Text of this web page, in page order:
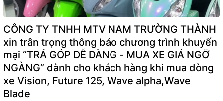
CÔNG TY TNHH MTV NAM TRƯỜNG THÀNH
xin trân trọng thông báo chương trình khuyến
mại “TRẢ GÓP DỄ DÀNG - MUA XE GIÁ NGỠ
NGÀNG” dành cho khách hàng khi mua dòng
xe Vision, Future 125, Wave alpha,Wave
Blade